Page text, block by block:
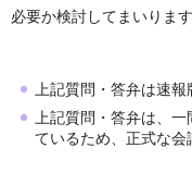
必要か検討してまいります
上記質問・答弁は速報
上記質問・答弁は、一
ているため、正式な会